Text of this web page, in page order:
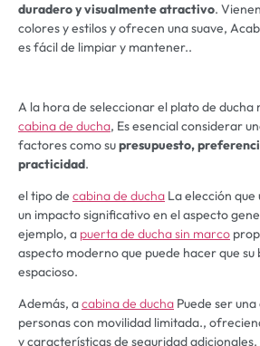
duradero y visualmente atractivo.
colores y estilos y ofrecen una suave,
es fácil de limpiar y mantener..
A la hora de seleccionar el plato de ducha
cabina de ducha, Es esencial considerar
factores como supresupuesto,
practicidad.
el tipo de cabina de ducha La elección
un impacto significativo en el aspecto
ejemplo, a puerta de ducha sin marco
aspecto moderno que puede hacer que su
espacioso.
Además, acabina de ducha Puede ser
personas con movilidad limitada.,
y características de seguridad